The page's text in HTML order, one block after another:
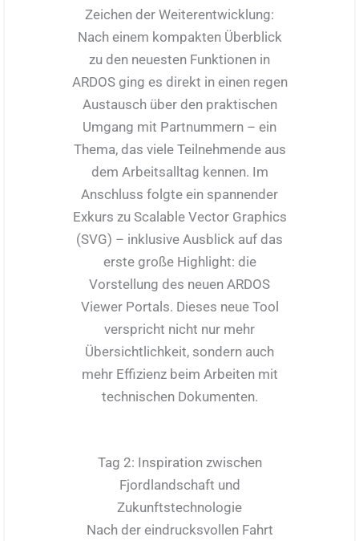
Zeichen der Weiterentwicklung:
Nach einem kompakten Überblick
zu den neuesten Funktionen in
ARDOS ging es direkt in einen regen
Austausch über den praktischen
Umgang mit Partnummern – ein
Thema, das viele Teilnehmende aus
dem Arbeitsalltag kennen. Im
Anschluss folgte ein spannender
Exkurs zu Scalable Vector Graphics
(SVG) – inklusive Ausblick auf das
erste große Highlight: die
Vorstellung des neuen ARDOS
Viewer Portals. Dieses neue Tool
verspricht nicht nur mehr
Übersichtlichkeit, sondern auch
mehr Effizienz beim Arbeiten mit
technischen Dokumenten.
Tag 2: Inspiration zwischen
Fjordlandschaft und
Zukunftstechnologie
Nach der eindrucksvollen Fahrt